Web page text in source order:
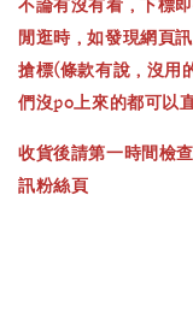
不論有沒有看，下標
閒逛時，如發現網頁
搶標(條款有說，沒用
們沒po上來的都可以
收貨後請第一時間檢
訊粉絲頁